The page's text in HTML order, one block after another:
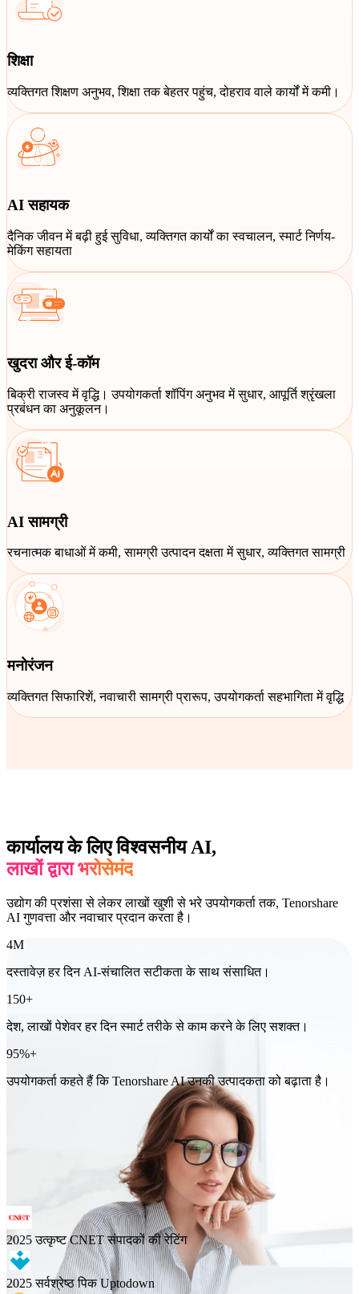
शिक्षा
व्यक्तिगत शिक्षण अनुभव, शिक्षा तक बेहतर पहुंच, दोहराव वाले कार्यों में कमी।
AI सहायक
दैनिक जीवन में बढ़ी हुई सुविधा, व्यक्तिगत कार्यों का स्वचालन, स्मार्ट निर्णय-
मेकिंग सहायता
खुदरा और ई-कॉम
बिक्री राजस्व में वृद्धि। उपयोगकर्ता शॉपिंग अनुभव में सुधार, आपूर्ति श्रृंखला
प्रबंधन का अनुकूलन।
AI सामग्री
रचनात्मक बाधाओं में कमी, सामग्री उत्पादन दक्षता में सुधार, व्यक्तिगत सामग्री
मनोरंजन
व्यक्तिगत सिफारिशें, नवाचारी सामग्री प्रारूप, उपयोगकर्ता सहभागिता में वृद्धि
कार्यालय के लिए विश्वसनीय AI,
लाखों द्वारा भरोसेमंद
उद्योग की प्रशंसा से लेकर लाखों खुशी से भरे उपयोगकर्ता तक, Tenorshare
AI गुणवत्ता और नवाचार प्रदान करता है।
4M
दस्तावेज़ हर दिन AI-संचालित सटीकता के साथ संसाधित।
150+
देश, लाखों पेशेवर हर दिन स्मार्ट तरीके से काम करने के लिए सशक्त।
95%+
उपयोगकर्ता कहते हैं कि Tenorshare AI उनकी उत्पादकता को बढ़ाता है।
2025 उत्कृष्ट CNET संपादकों की रेटिंग
2025 सर्वश्रेष्ठ पिक Uptodown